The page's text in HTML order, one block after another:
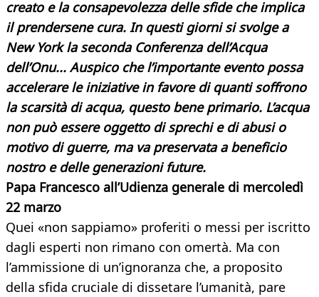
creato e la consapevolezza delle sfide che implica
il prendersene cura. In questi giorni si svolge a
New York la seconda Conferenza dell’Acqua
dell’Onu... Auspico che l’importante evento possa
accelerare le iniziative in favore di quanti soffrono
la scarsità di acqua, questo bene primario. L’acqua
non può essere oggetto di sprechi e di abusi o
motivo di guerre, ma va preservata a beneficio
nostro e delle generazioni future.
Papa Francesco all’Udienza generale di mercoledì
22 marzo
Quei «non sappiamo» proferiti o messi per iscritto
dagli esperti non rimano con omertà. Ma con
l’ammissione di un’ignoranza che, a proposito
della sfida cruciale di dissetare l’umanità, pare